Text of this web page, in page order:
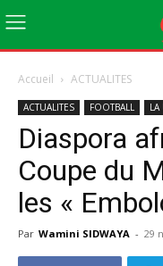
Accueil ACTUALITES
ACTUALITES FOOTBALL LA
Diaspora
Coupe du
les «
Par Wamini SIDWAYA - 29